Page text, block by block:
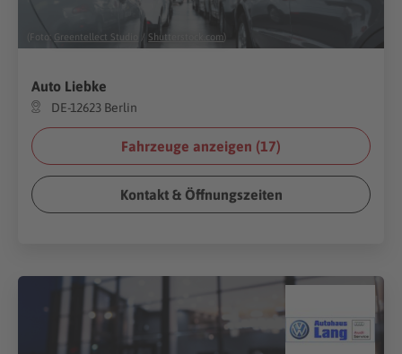
(Foto: Greentellect Studio / Shutterstock.com)
Auto Liebke
DE-12623 Berlin
Fahrzeuge anzeigen (17)
Kontakt & Öffnungszeiten